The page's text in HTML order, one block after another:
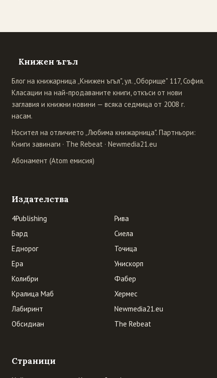
Книжен ъгъл
Блог на книжарница „Книжен ъгъл", ул. „Оборище" 117, София.
Класации на най-продаваните книги, откъси от нови
заглавия и книжни новини — всяка седмица от 2008 г.
насам.
Носител на отличието „Любима книжарница". Партньори:
Книги завинаги · The Rebeat · Newmedia21.eu
Абонамент (Atom емисия)
Издателства
4Publishing
Бард
Еднорог
Ера
Колибри
Кралица Маб
Лабиринт
Обсидиан
Рива
Сиела
Точица
Унискорп
Фабер
Хермес
Newmedia21.eu
The Rebeat
Страници